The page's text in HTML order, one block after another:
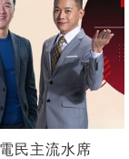
民主流水席